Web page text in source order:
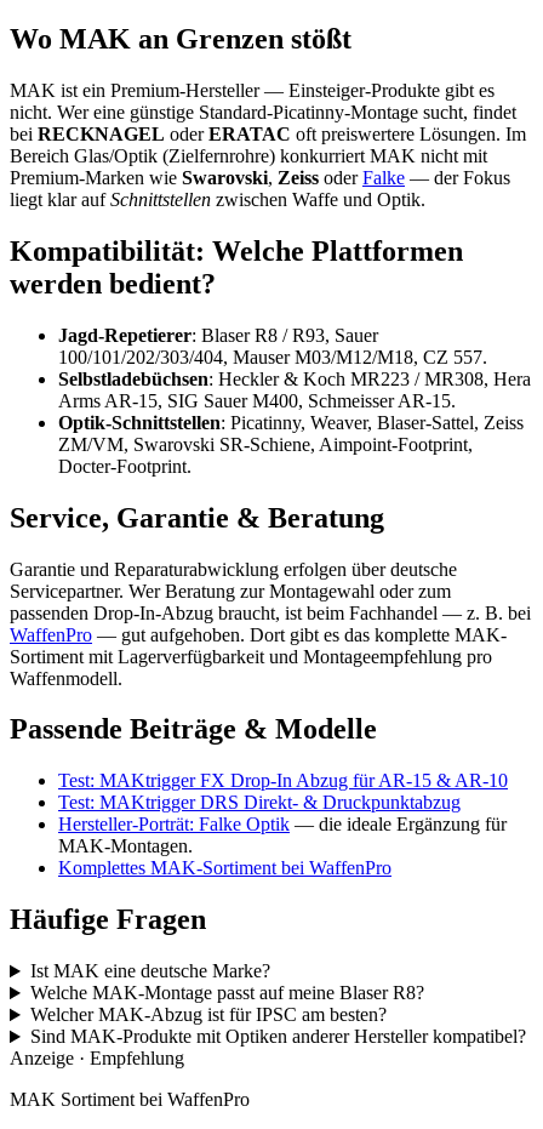
Wo MAK an Grenzen stößt
MAK ist ein Premium-Hersteller — Einsteiger-Produkte gibt es
nicht. Wer eine günstige Standard-Picatinny-Montage sucht, findet
bei RECKNAGEL oderERATAC oft preiswertere Lösungen. Im
Bereich Glas/Optik (Zielfernrohre) konkurriert MAK nicht mit
Premium-Marken wie Swarovski, Zeiss oderFalke — der Fokus
liegt klar aufSchnittstellen zwischen Waffe und Optik.
Kompatibilität: Welche Plattformen
werden bedient?
Jagd-Repetierer: Blaser R8 / R93, Sauer
100/101/202/303/404, Mauser M03/M12/M18, CZ 557.
Selbstladebüchsen: Heckler & Koch MR223 / MR308, Hera
Arms AR-15, SIG Sauer M400, Schmeisser AR-15.
Optik-Schnittstellen: Picatinny, Weaver, Blaser-Sattel, Zeiss
ZM/VM, Swarovski SR-Schiene, Aimpoint-Footprint,
Docter-Footprint.
Service, Garantie & Beratung
Garantie und Reparaturabwicklung erfolgen über deutsche
Servicepartner. Wer Beratung zur Montagewahl oder zum
passenden Drop-In-Abzug braucht, ist beim Fachhandel — z. B. bei
WaffenPro — gut aufgehoben. Dort gibt es das komplette MAK-
Sortiment mit Lagerverfügbarkeit und Montageempfehlung pro
Waffenmodell.
Passende Beiträge & Modelle
Test: MAKtrigger FX Drop-In Abzug für AR-15 & AR-10
Test: MAKtrigger DRS Direkt- & Druckpunktabzug
Hersteller-Porträt: Falke Optik — die ideale Ergänzung für
MAK-Montagen.
Komplettes MAK-Sortiment bei WaffenPro
Häufige Fragen
Ist MAK eine deutsche Marke?
Welche MAK-Montage passt auf meine Blaser R8?
Welcher MAK-Abzug ist für IPSC am besten?
Sind MAK-Produkte mit Optiken anderer Hersteller kompatibel?
Anzeige · Empfehlung
MAK Sortiment bei WaffenPro